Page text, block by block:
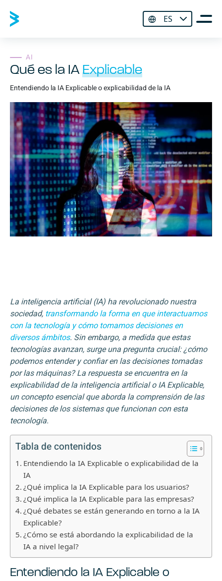
ES
AI
Qué es la IAExplicable
Entendiendo la IA Explicable o explicabilidad de la IA
La inteligencia artificial (IA) ha revolucionado nuestra
sociedad, transformando la forma en que interactuamos
con la tecnología y cómo tomamos decisiones en
diversos ámbitos. Sin embargo, a medida que estas
tecnologías avanzan, surge una pregunta crucial: ¿cómo
podemos entender y confiar en las decisiones tomadas
por las máquinas? La respuesta se encuentra en la
explicabilidad de la inteligencia artificial o IA Explicable,
un concepto esencial que aborda la comprensión de las
decisiones de los sistemas que funcionan con esta
tecnología.
Tabla de contenidos
Entendiendo la IA Explicable o explicabilidad de la
IA
¿Qué implica la IA Explicable para los usuarios?
¿Qué implica la IA Explicable para las empresas?
¿Qué debates se están generando en torno a la IA
Explicable?
¿Cómo se está abordando la explicabilidad de la
IA a nivel legal?
Entendiendo la IA Explicable o